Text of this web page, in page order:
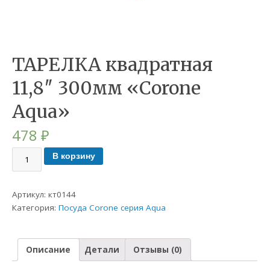
ТАРЕЛКА квадратная
11,8″ 300мм «Corone
Aqua»
478₽
В корзину
Артикул:кт0144
Категория:Посуда Corone серия Aqua
Описание Детали Отзывы (0)